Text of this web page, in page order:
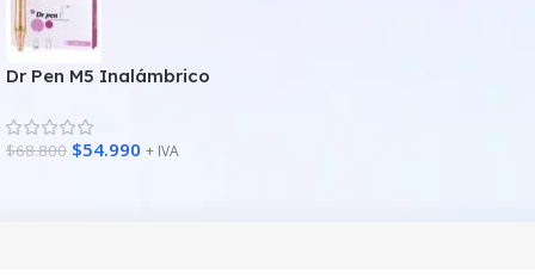
Dr Pen M5 Inalámbrico
$68.800 $54.990 + IVA